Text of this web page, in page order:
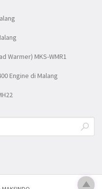
Warmer) MKS-WMR1
Engine di Malang